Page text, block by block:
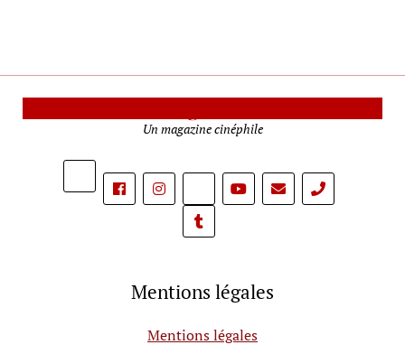
Un magazine cinéphile
phone
Mentions légales
Mentions légales